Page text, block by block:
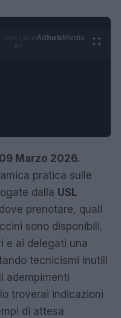
AdhubMedia
Marzo 2026.
pratica sulle
dalla USL
prenotare, quali
sono disponibili.
e ai delegati una
tecnicismi inutili
adempimenti
troverai indicazioni
di attesa